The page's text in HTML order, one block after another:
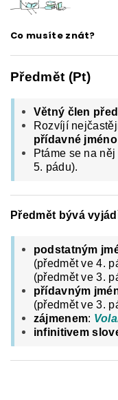
Co musíte znát?
Předmět (Pt)
Větný člen
Rozvíjí
přídavné jméno
Ptáme se na něj
5. pádu).
Předmět bývá
podstatným
(předmět ve 4.
(předmět ve 3.
přídavným
(předmět ve 3.
zájmenem:
infinitivem